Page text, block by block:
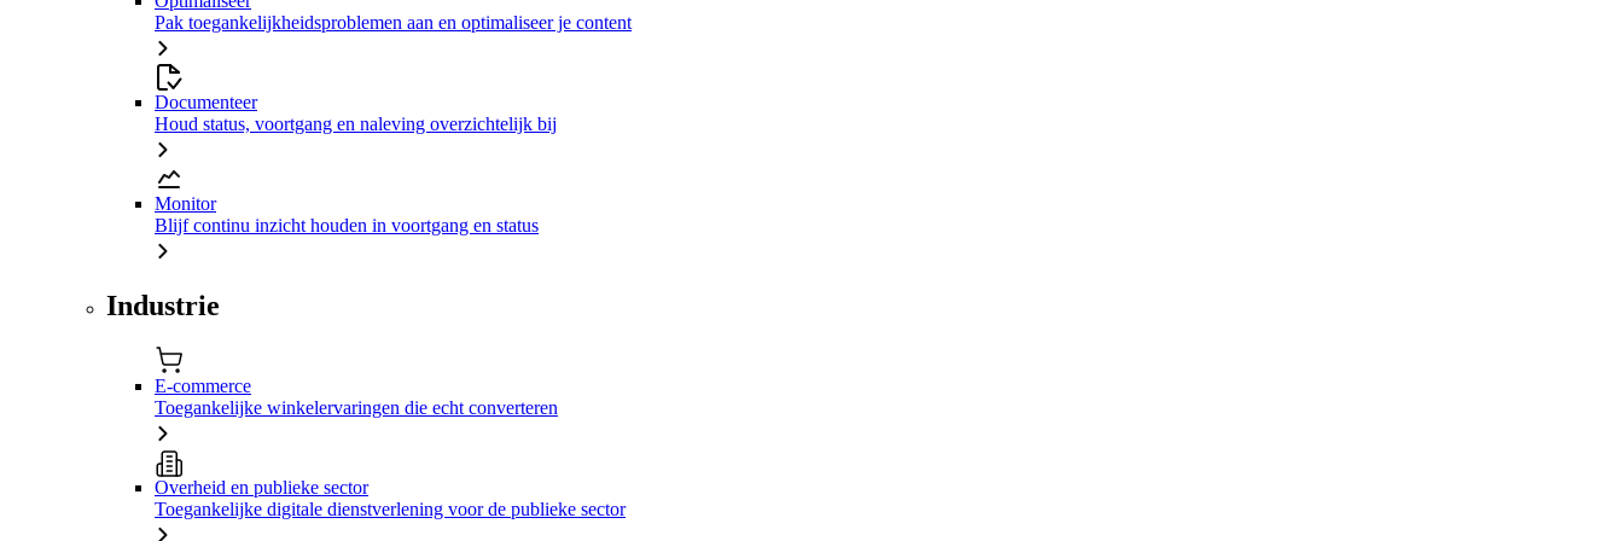
Pak toegankelijkheidsproblemen aan en optimaliseer je content
Documenteer
Houd status, voortgang en naleving overzichtelijk bij
Monitor
Blijf continu inzicht houden in voortgang en status
Industrie
E-commerce
Toegankelijke winkelervaringen die echt converteren
Overheid en publieke sector
Toegankelijke digitale dienstverlening voor de publieke sector